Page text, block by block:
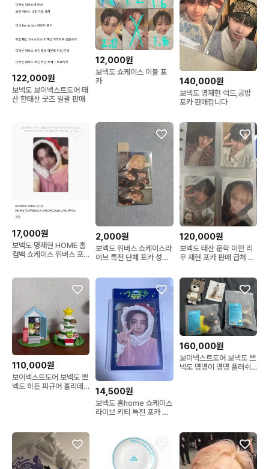
122,000원
보넥도 보이넥스트도어 태
산 한태산 굿즈 일괄 판매
12,000원
보넥도 쇼케이스 이불 포
카
140,000원
보넥도 명재현 럭드,공방
포카 판매합니다
17,000원
보넥도 명재현 HOME 홈
컴백 쇼케이스 위버스 포
2,000원
보넥도 위버스 쇼케이스라
이브 특전 단체 포카 성호
120,000원
보넥도 태산 운학 이한 리
우 재현 포카 판매 급처 폭
110,000원
보이넥스트도어 보넥도 쁘
넥도 히든 피규어 홀리데
14,500원
보넥도 홈home 쇼케이스
라이브 키티 특전 포카 이
160,000원
보이넥스트도어 보넥도 쁘
넥도 명명이 명명 플러쉬